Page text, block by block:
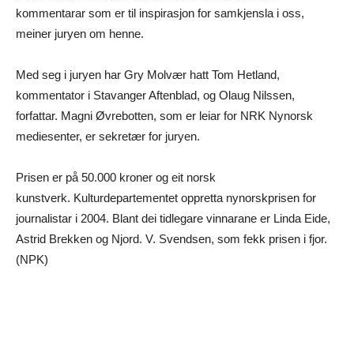
kommentarar som er til inspirasjon for samkjensla i oss,
meiner juryen om henne.
Med seg i juryen har Gry Molvær hatt Tom Hetland,
kommentator i Stavanger Aftenblad, og Olaug Nilssen,
forfattar. Magni Øvrebotten, som er leiar for NRK Nynorsk
mediesenter, er sekretær for juryen.
Prisen er på 50.000 kroner og eit norsk
kunstverk. Kulturdepartementet oppretta nynorskprisen for
journalistar i 2004. Blant dei tidlegare vinnarane er Linda Eide,
Astrid Brekken og Njord. V. Svendsen, som fekk prisen i fjor.
(NPK)